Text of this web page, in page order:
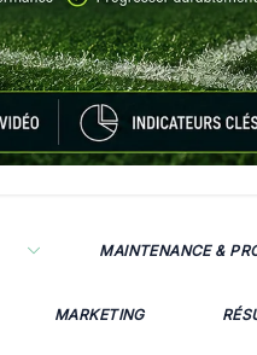
MAINTENANCE &
MARKETING